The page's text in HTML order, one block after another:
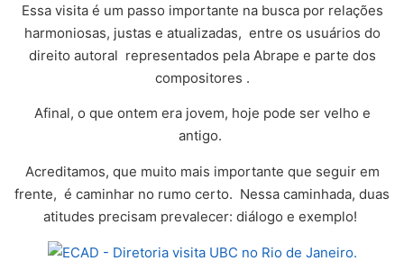
Essa visita é um passo importante na busca por relações
harmoniosas, justas e atualizadas, entre os usuários do
direito autoral representados pela Abrape e parte dos
compositores .
Afinal, o que ontem era jovem, hoje pode ser velho e
antigo.
Acreditamos, que muito mais importante que seguir em
frente, é caminhar no rumo certo. Nessa caminhada, duas
atitudes precisam prevalecer: diálogo e exemplo!